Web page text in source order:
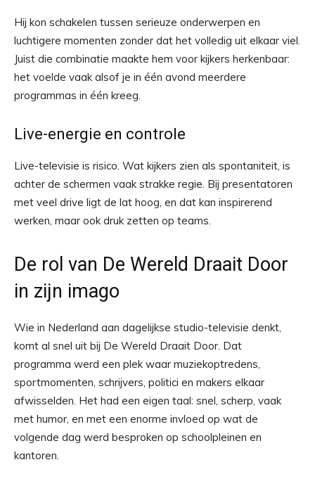
Hij kon schakelen tussen serieuze onderwerpen en
luchtigere momenten zonder dat het volledig uit elkaar viel.
Juist die combinatie maakte hem voor kijkers herkenbaar:
het voelde vaak alsof je in één avond meerdere
programmas in één kreeg.
Live-energie en controle
Live-televisie is risico. Wat kijkers zien als spontaniteit, is
achter de schermen vaak strakke regie. Bij presentatoren
met veel drive ligt de lat hoog, en dat kan inspirerend
werken, maar ook druk zetten op teams.
De rol van De Wereld Draait Door
in zijn imago
Wie in Nederland aan dagelijkse studio-televisie denkt,
komt al snel uit bij De Wereld Draait Door. Dat
programma werd een plek waar muziekoptredens,
sportmomenten, schrijvers, politici en makers elkaar
afwisselden. Het had een eigen taal: snel, scherp, vaak
met humor, en met een enorme invloed op wat de
volgende dag werd besproken op schoolpleinen en
kantoren.